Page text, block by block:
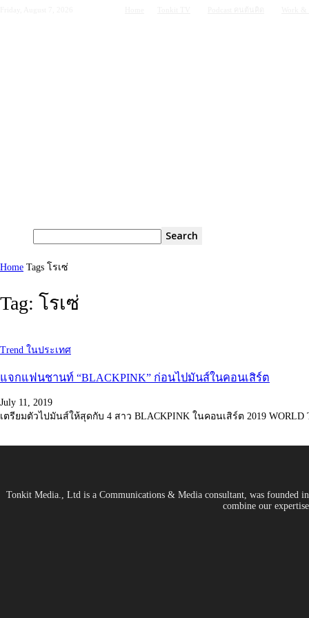
Home Tags โรเซ่
Tag: โรเซ่
Trend ในประเทศ
แจกแฟนชานท์ “BLACKPINK” ก่อนไปมันส์ในคอนเสิร์ต
July 11, 2019
เตรียมตัวไปมันส์ให้สุดกับ 4 สาว BLACKPINK ในคอนเสิร์ต 2019 WORLD
Tonkit Media., Ltd is a Communications & Media consultant, was founded
combine our